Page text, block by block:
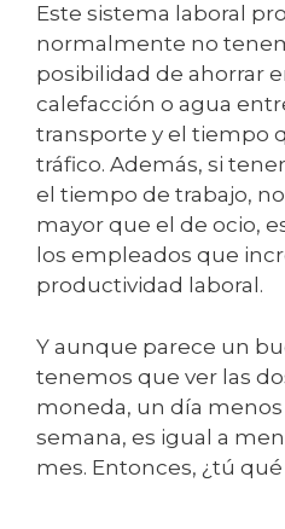
Este sistema laboral
normalmente no
posibilidad de ahorrar
calefacción o agua
transporte y el tiempo
tráfico. Además, si
el tiempo de trabajo,
mayor que el de ocio,
los empleados que
productividad laboral.
Y aunque parece un
tenemos que ver las
moneda, un día menos
semana, es igual a
mes. Entonces, ¿tú